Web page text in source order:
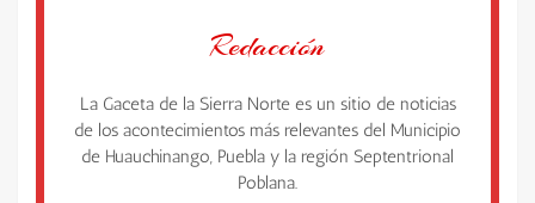
Redacción
La Gaceta de la Sierra Norte es un sitio de noticias
de los acontecimientos más relevantes del Municipio
de Huauchinango, Puebla y la región Septentrional
Poblana.